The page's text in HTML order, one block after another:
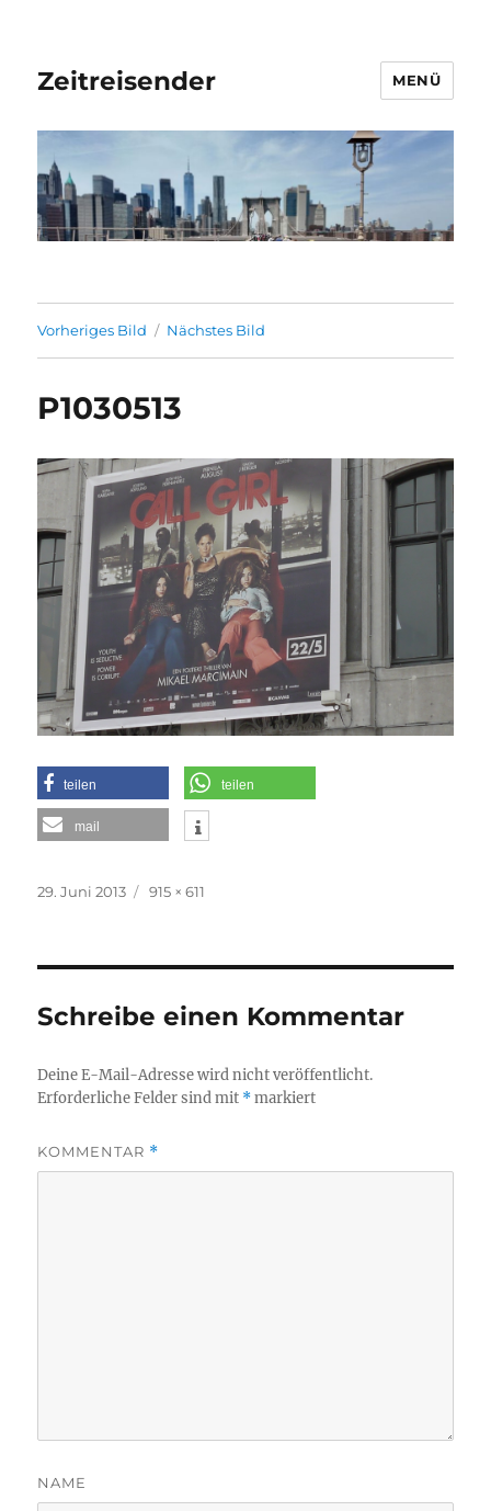
Zeitreisender MENÜ
Vorheriges Bild Nächstes Bild
P1030513
teilen teilen
mail
Veröffentlicht
29. Juni 2013 Originalgröße
915 × 611
Schreibe einen Kommentar
Deine E-Mail-Adresse wird nicht veröffentlicht.
Erforderliche Felder sind mit *markiert
KOMMENTAR *
NAME